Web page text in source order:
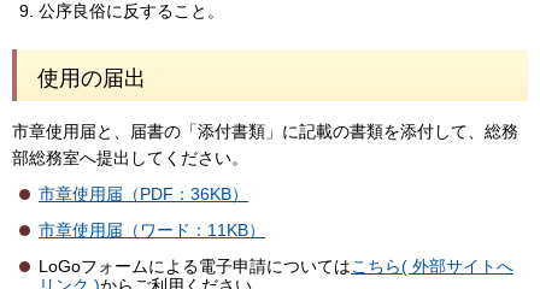
公序良俗に反すること。
使用の届出
市章使用届と、届書の「添付書類」に記載の書類を添付して、総務
部総務室へ提出してください。
市章使用届（PDF：36KB）
市章使用届（ワード：11KB）
LoGoフォームによる電子申請についてはこちら( 外部サイトへ